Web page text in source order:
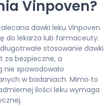
Vinpoven?
dawki leku Vinpoven
do lekarza lub farmaceuty.
stosowanie dawki
za bezpieczne, a
spowodowało
w badaniach. Mimo to
ilości leku wymaga